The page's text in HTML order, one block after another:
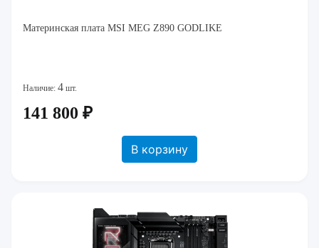
Материнская плата MSI MEG Z890 GODLIKE
Наличие: 4 шт.
141 800 ₽
В корзину